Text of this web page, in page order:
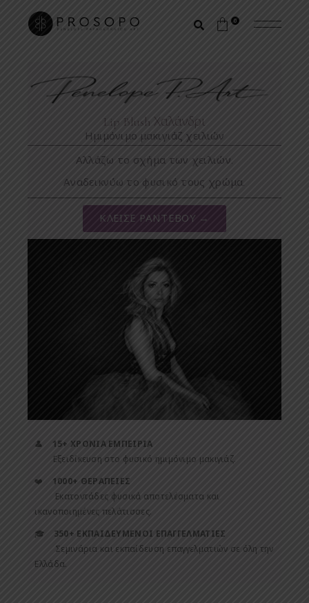
0
Lip Blush Χαλάνδρι
Ημιμόνιμο μακιγιάζ χειλιών
Αλλάζω το σχήμα των χειλιών.
Αναδεικνύω το φυσικό τους χρώμα.
ΚΛΕΙΣΕ ΡΑΝΤΕΒΟΥ →
👤 15+ ΧΡΟΝΙΑ ΕΜΠΕΙΡΙΑ
Εξειδίκευση στο φυσικό ημιμόνιμο μακιγιάζ.
❤️ 1000+ ΘΕΡΑΠΕΙΕΣ
Εκατοντάδες φυσικά αποτελέσματα και
ικανοποιημένες πελάτισσες.
🎓 350+ ΕΚΠΑΙΔΕΥΜΕΝΟΙ ΕΠΑΓΓΕΛΜΑΤΙΕΣ
Σεμινάρια και εκπαίδευση επαγγελματιών σε όλη την
Ελλάδα.